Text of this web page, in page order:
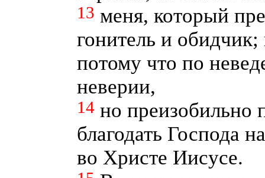
13 меня, который
гонитель и
потому что по
неверии,
14 но преизобильно
благодать Господа
во Христе Иисусе.